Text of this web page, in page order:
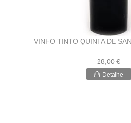
VINHO TINTO QUINTA DE
28,00 €
Detalhe